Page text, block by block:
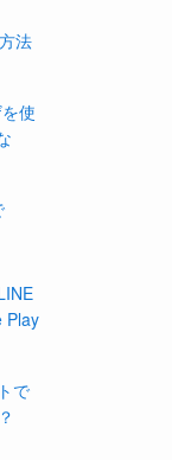
法
使
Play
で